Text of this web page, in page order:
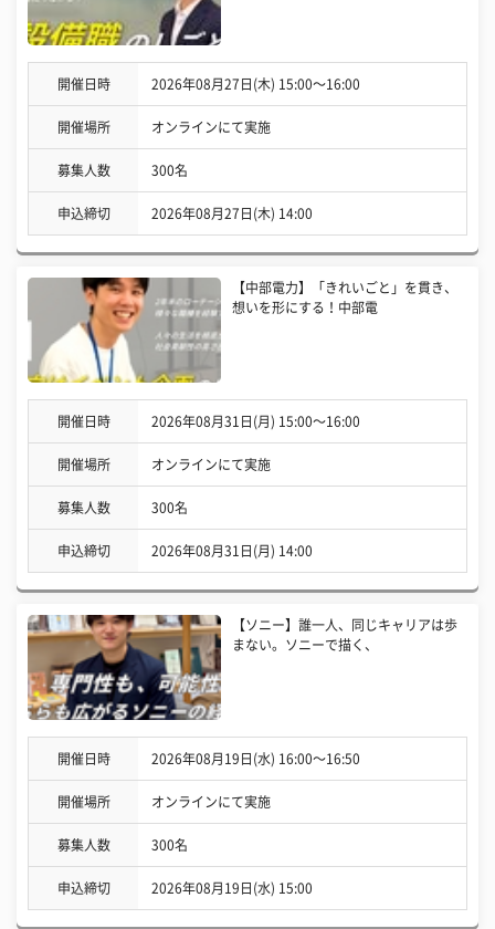
開催日時 2026年08月27日(木) 15:00〜16:00
開催場所 オンラインにて実施
募集人数 300名
申込締切 2026年08月27日(木) 14:00
【中部電力】「きれいごと」を貫き、
想いを形にする！中部電
開催日時 2026年08月31日(月) 15:00〜16:00
開催場所 オンラインにて実施
募集人数 300名
申込締切 2026年08月31日(月) 14:00
【ソニー】誰一人、同じキャリアは歩
まない。ソニーで描く、
開催日時 2026年08月19日(水) 16:00〜16:50
開催場所 オンラインにて実施
募集人数 300名
申込締切 2026年08月19日(水) 15:00